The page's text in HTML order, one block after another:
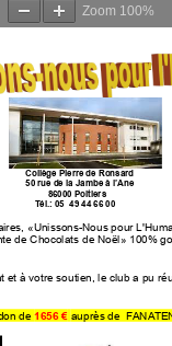
Zoom 100%